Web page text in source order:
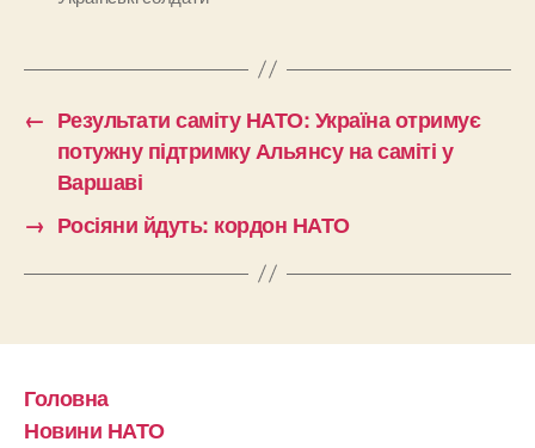
← Результати саміту НАТО: Україна отримує
потужну підтримку Альянсу на саміті у
Варшаві
→ Росіяни йдуть: кордон НАТО
Головна
Новини НАТО